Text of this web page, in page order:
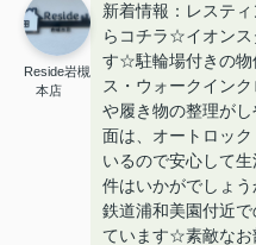
Reside岩槻
本店
新着情報：レステ
らコチラ☆イオンス
す☆駐輪場付きの
ス・ウォークイン
や履き物の整理が
面は、オートロッ
いるので安心して
件はいかがでしょ
鉄道浦和美園付近
ています☆素敵なお